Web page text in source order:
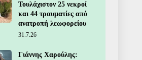
Τουλάχιστον 25 νεκροί
και 44 τραυματίες από
ανατροπή λεωφορείου
31.7.26
Γιάννης Χαρούλης: